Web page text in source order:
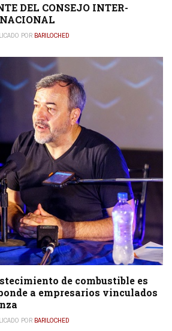
DEL CONSEJO INTER-
POR BARILOCHED
de combustible es
a empresarios vinculados
POR BARILOCHED